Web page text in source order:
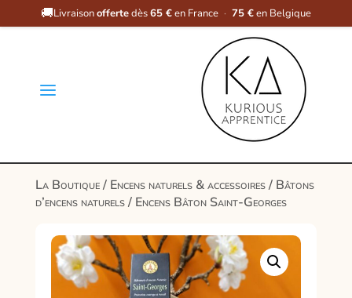
🚚Livraisonoffertedès65 €en France · 75 €en Belgique
a
La Boutique/ Encens naturels & accessoires/ Bâtons
d’encens naturels/ Encens Bâton Saint-Georges